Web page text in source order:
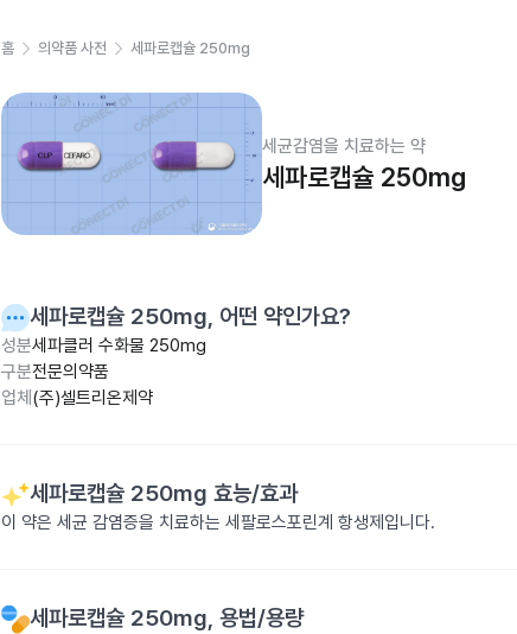
홈 의약품 사전 세파로캡슐 250mg
세균감염을 치료하는 약
세파로캡슐 250mg
세파로캡슐 250mg, 어떤 약인가요?
성분세파클러 수화물 250mg
구분전문의약품
업체 (주)셀트리온제약
세파로캡슐 250mg 효능/효과
이 약은 세균 감염증을 치료하는 세팔로스포린계 항생제입니다.
세파로캡슐 250mg, 용법/용량